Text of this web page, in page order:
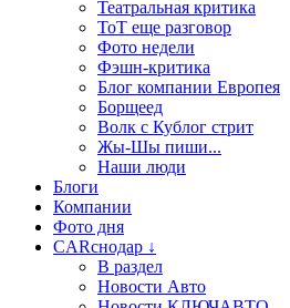
Театральная критика
ТоТ еще разговор
Фото недели
Фэшн-критика
Блог компании Европея
Борщеед
Волк с Кублог стрит
Жы-Шы пиши...
Наши люди
Блоги
Компании
Фото дня
CARснодар ↓
В раздел
Новости Авто